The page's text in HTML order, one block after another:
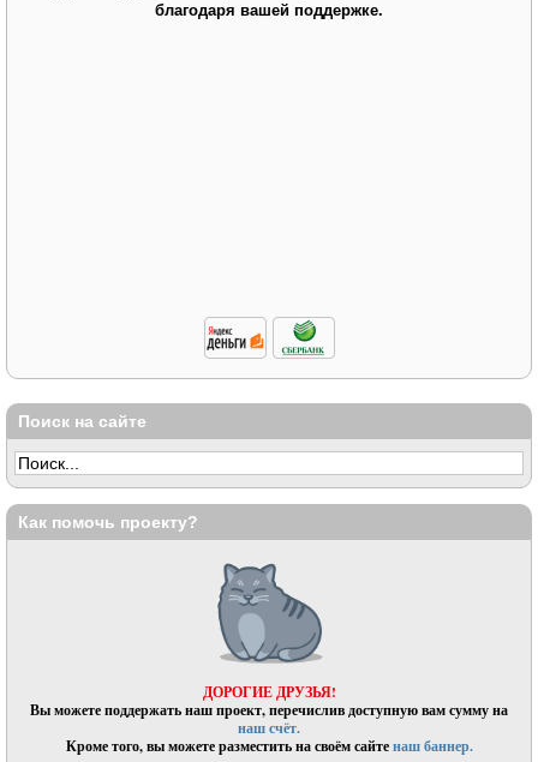
благодаря вашей поддержке.
Поиск на сайте
Как помочь проекту?
ДОРОГИЕ ДРУЗЬЯ!
Вы можете поддержать наш проект, перечислив доступную вам сумму на
наш счёт.
Кроме того, вы можете разместить на своём сайтенаш баннер.